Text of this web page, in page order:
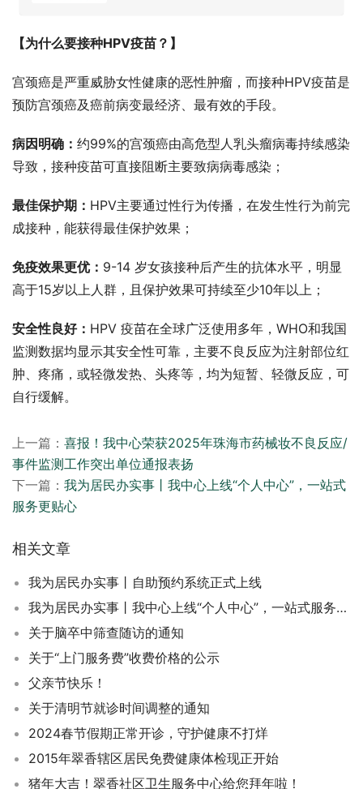
【为什么要接种HPV疫苗？】
宫颈癌是严重威胁女性健康的恶性肿瘤，而接种HPV疫苗是
预防宫颈癌及癌前病变最经济、最有效的手段。
病因明确： 约99%的宫颈癌由高危型人乳头瘤病毒持续感染
导致，接种疫苗可直接阻断主要致病病毒感染；
最佳保护期： HPV主要通过性行为传播，在发生性行为前完
成接种，能获得最佳保护效果；
免疫效果更优： 9-14 岁女孩接种后产生的抗体水平，明显
高于15岁以上人群，且保护效果可持续至少10年以上；
安全性良好： HPV 疫苗在全球广泛使用多年，WHO和我国
监测数据均显示其安全性可靠，主要不良反应为注射部位红
肿、疼痛，或轻微发热、头疼等，均为短暂、轻微反应，可
自行缓解。
上一篇： 喜报！我中心荣获2025年珠海市药械妆不良反应/
事件监测工作突出单位通报表扬
下一篇： 我为居民办实事丨我中心上线“个人中心”，一站式
服务更贴心
相关文章
我为居民办实事丨自助预约系统正式上线
我为居民办实事丨我中心上线“个人中心”，一站式服务更贴心
关于脑卒中筛查随访的通知
关于“上门服务费”收费价格的公示
父亲节快乐！
关于清明节就诊时间调整的通知
2024春节假期正常开诊，守护健康不打烊
2015年翠香辖区居民免费健康体检现正开始
猪年大吉！翠香社区卫生服务中心给您拜年啦！